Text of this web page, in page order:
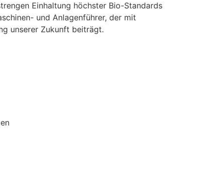
Einhaltung höchster Bio-Standards
und Anlagenführer, der mit
unserer Zukunft beiträgt.